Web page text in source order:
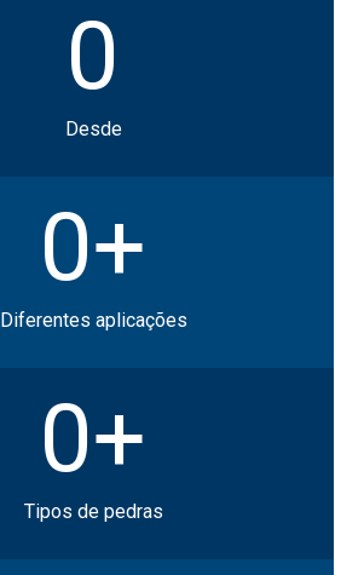
0
Desde
0+
Diferentes aplicações
0+
Tipos de pedras